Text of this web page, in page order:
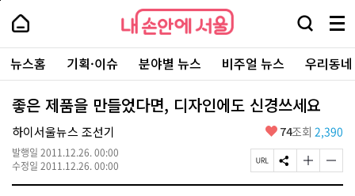
본
로
가
내
손
안
에
서
울
-
서
울
시
대
표
소
내
손
에
울
검
창
열
기
메
뉴
전
체
보
주
요
서
뉴스홈 기획·이슈 분야별 뉴스 비주얼 뉴스 우리동
좋은 제품을 만들었다면, 디자인에도 신경쓰세요
하이서울뉴스 조선기
발행일 2011.12.26. 00:00
수정일 2011.12.26. 00:00
좋
요
74조회 2,390
페
이
S
N
글
자
글
자
페
상
단
로